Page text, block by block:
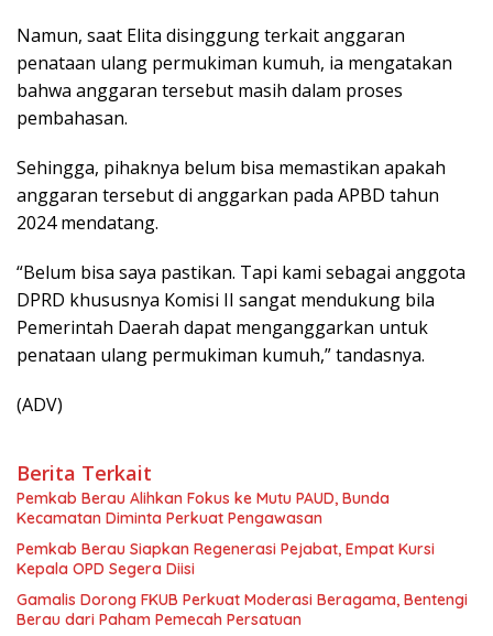
Namun, saat Elita disinggung terkait anggaran
penataan ulang permukiman kumuh, ia mengatakan
bahwa anggaran tersebut masih dalam proses
pembahasan.
Sehingga, pihaknya belum bisa memastikan apakah
anggaran tersebut di anggarkan pada APBD tahun
2024 mendatang.
“Belum bisa saya pastikan. Tapi kami sebagai anggota
DPRD khususnya Komisi II sangat mendukung bila
Pemerintah Daerah dapat menganggarkan untuk
penataan ulang permukiman kumuh,” tandasnya.
(ADV)
Berita Terkait
Pemkab Berau Alihkan Fokus ke Mutu PAUD, Bunda
Kecamatan Diminta Perkuat Pengawasan
Pemkab Berau Siapkan Regenerasi Pejabat, Empat Kursi
Kepala OPD Segera Diisi
Gamalis Dorong FKUB Perkuat Moderasi Beragama, Bentengi
Berau dari Paham Pemecah Persatuan